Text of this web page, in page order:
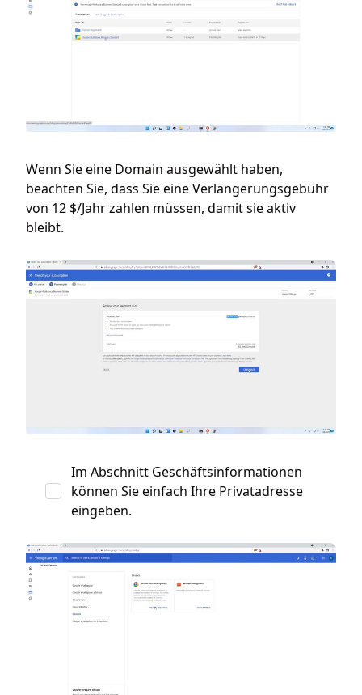
Wenn Sie eine Domain ausgewählt haben,
beachten Sie, dass Sie eine Verlängerungsgebühr
von 12 $/Jahr zahlen müssen, damit sie aktiv
bleibt.
Im Abschnitt Geschäftsinformationen
können Sie einfach Ihre Privatadresse
eingeben.